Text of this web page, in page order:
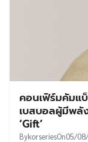
คอนเฟิร์มคัมแ
เบสบอลผู้มีพลั
‘Gift’
BykorseriesOn05/